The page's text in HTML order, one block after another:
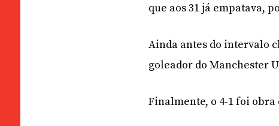
que aos 31 já empatava,
Ainda antes do intervalo
goleador do Manchester
Finalmente, o 4-1 foi obra